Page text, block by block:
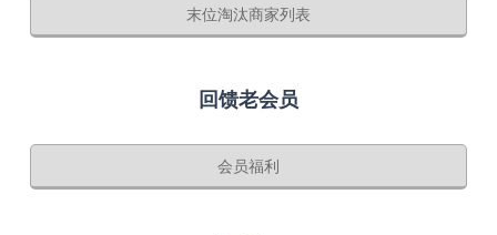
末位淘汰商家列表
回馈老会员
会员福利